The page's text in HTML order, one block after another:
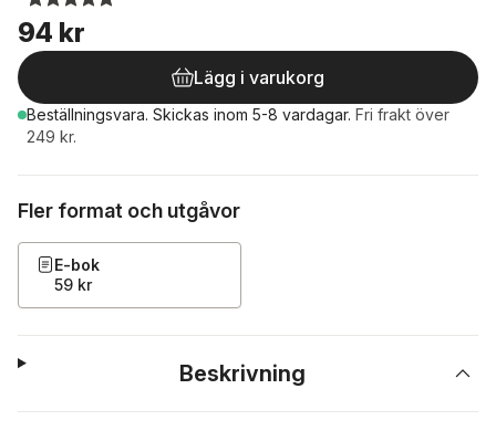
94 kr
Lägg i varukorg
Beställningsvara. Skickas inom 5-8 vardagar. Fri frakt över
249 kr.
Fler format och utgåvor
E-bok
59 kr
Beskrivning